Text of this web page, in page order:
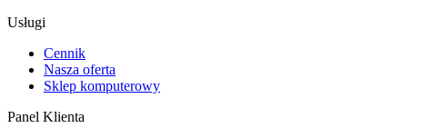
Usługi
Cennik
Nasza oferta
Sklep komputerowy
Panel Klienta